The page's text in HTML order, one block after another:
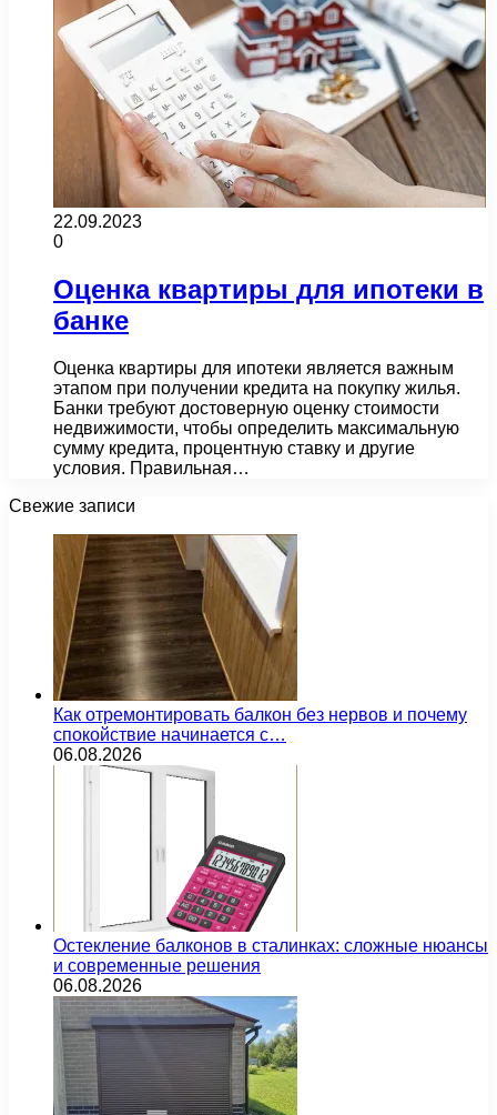
22.09.2023
0
Оценка квартиры для ипотеки в
банке
Оценка квартиры для ипотеки является важным
этапом при получении кредита на покупку жилья.
Банки требуют достоверную оценку стоимости
недвижимости, чтобы определить максимальную
сумму кредита, процентную ставку и другие
условия. Правильная…
Свежие записи
Как отремонтировать балкон без нервов и почему
спокойствие начинается с…
06.08.2026
Остекление балконов в сталинках: сложные нюансы
и современные решения
06.08.2026